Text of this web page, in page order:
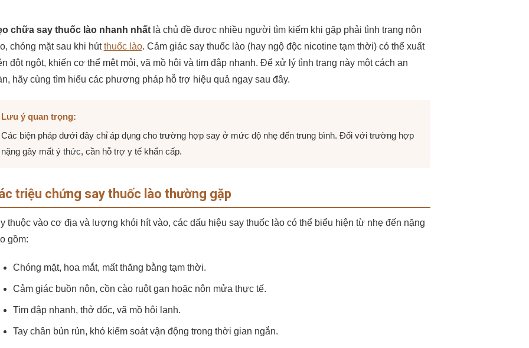
chữa say thuốc lào nhanh nhấtlà chủ đề được nhiều người tìm kiếm khi gặp phải tình trạng nôn
chóng mặt sau khi hútthuốc lào. Cảm giác say thuốc lào (hay ngộ độc nicotine tạm thời) có thể xuất
đột ngột, khiến cơ thể mệt mỏi, vã mồ hôi và tim đập nhanh. Để xử lý tình trạng này một cách an
hãy cùng tìm hiểu các phương pháp hỗ trợ hiệu quả ngay sau đây.
Lưu ý quan trọng:
Các biện pháp dưới đây chỉ áp dụng cho trường hợp say ở mức độ nhẹ đến trung bình. Đối với trường hợp
nặng gây mất ý thức, cần hỗ trợ y tế khẩn cấp.
triệu chứng say thuốc lào thường gặp
thuộc vào cơ địa và lượng khói hít vào, các dấu hiệu say thuốc lào có thể biểu hiện từ nhẹ đến nặng
gồm:
Chóng mặt, hoa mắt, mất thăng bằng tạm thời.
Cảm giác buồn nôn, cồn cào ruột gan hoặc nôn mửa thực tế.
Tim đập nhanh, thở dốc, vã mồ hôi lạnh.
Tay chân bủn rủn, khó kiểm soát vận động trong thời gian ngắn.